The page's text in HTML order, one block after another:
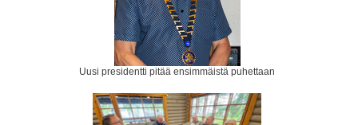
Uusi presidentti pitää ensimmäistä puhettaan